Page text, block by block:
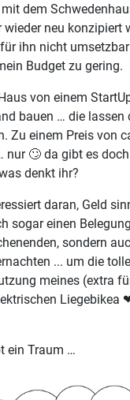
dem
wieder neu konzipiert
ihn nicht
Budget zu gering.
von einem
bauen … die lassen
Zu einem Preis von
nur 🙄 da gibt es
denkt ihr?
daran, Geld
sogar einen
sondern
... um die
meines (extra
Liegebikea
ein Traum …